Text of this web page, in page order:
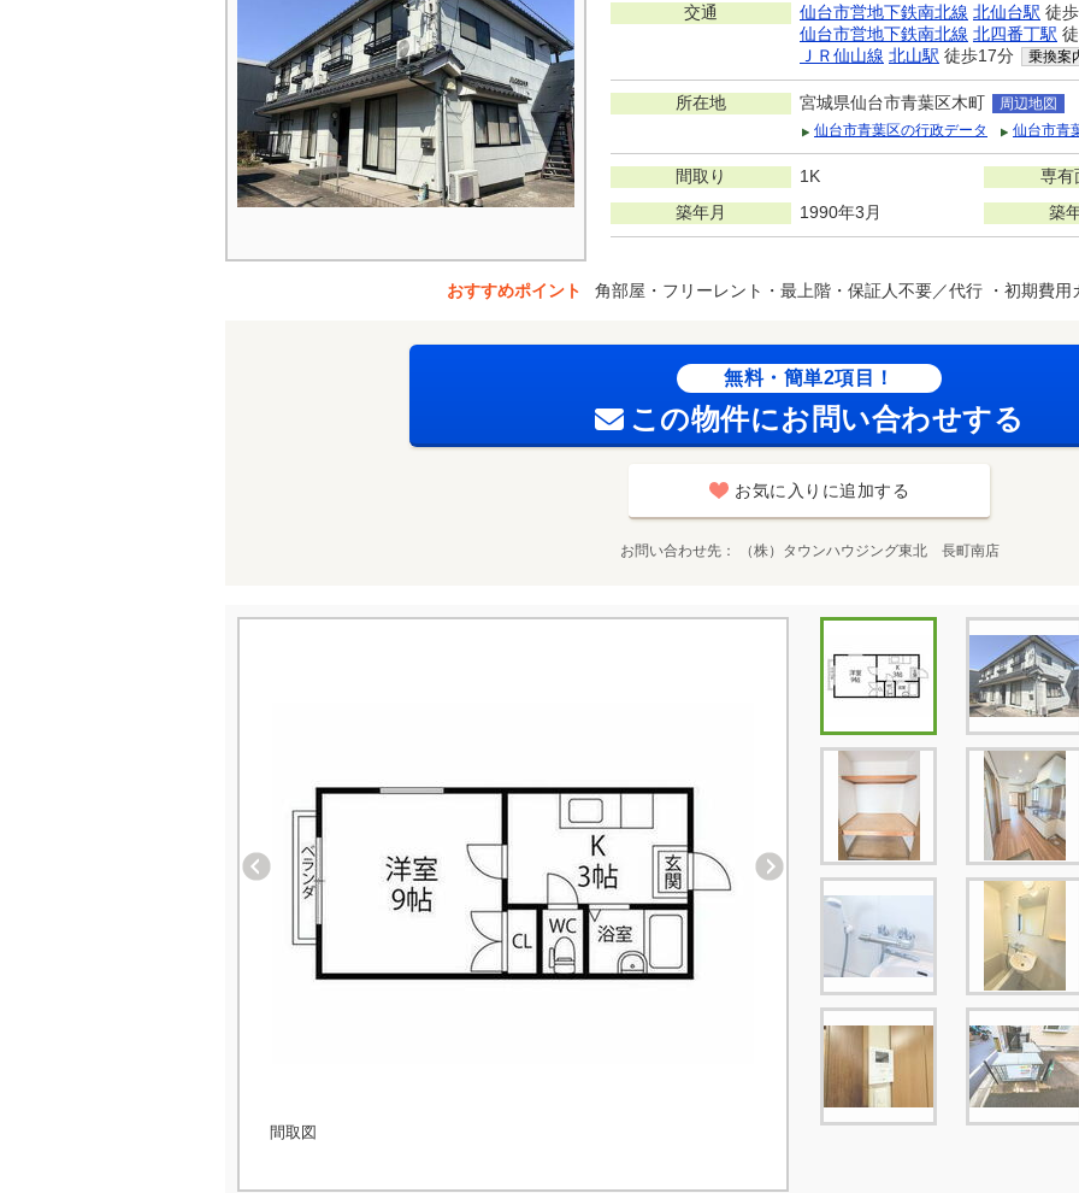
交通 仙台市営地下鉄南北線 北仙台駅 徒
仙台市営地下鉄南北線 北四番丁駅
ＪＲ仙山線 北山駅 徒歩17分 乗換案
所在地 宮城県仙台市青葉区木町
周辺地図
仙台市青葉区の行政データ
仙台市青
間取り 1K 専有
築年月 1990年3月 築
おすすめポイント 角部屋・フリーレント・最上階・保証人不要／代行 ・初期費用
無料・簡単2項目！
この物件にお問い合わせする
お気に入りに追加する
お問い合わせ先 （株）タウンハウジング東北 長町南店
間取図